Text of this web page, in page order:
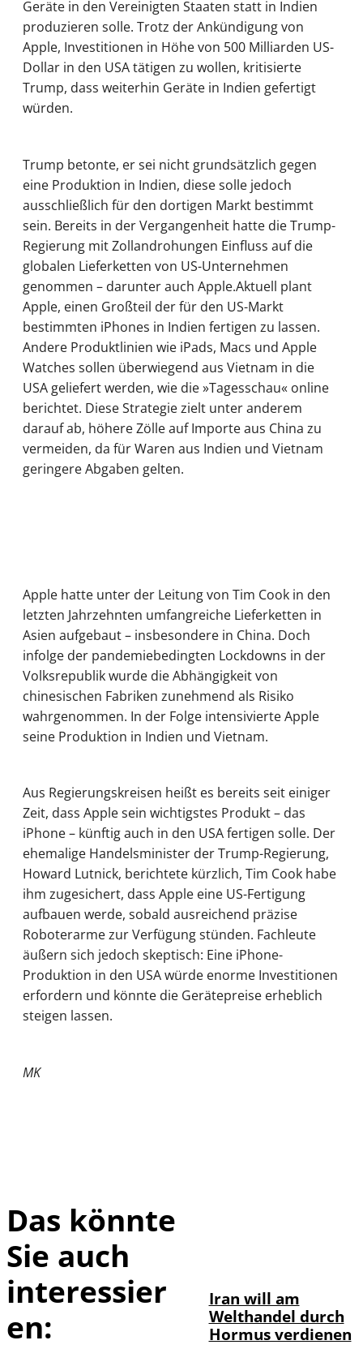
Geräte in den Vereinigten Staaten statt in Indien
produzieren solle. Trotz der Ankündigung von
Apple, Investitionen in Höhe von 500 Milliarden US-
Dollar in den USA tätigen zu wollen, kritisierte
Trump, dass weiterhin Geräte in Indien gefertigt
würden.
Trump betonte, er sei nicht grundsätzlich gegen
eine Produktion in Indien, diese solle jedoch
ausschließlich für den dortigen Markt bestimmt
sein. Bereits in der Vergangenheit hatte die Trump-
Regierung mit Zollandrohungen Einfluss auf die
globalen Lieferketten von US-Unternehmen
genommen – darunter auch Apple.Aktuell plant
Apple, einen Großteil der für den US-Markt
bestimmten iPhones in Indien fertigen zu lassen.
Andere Produktlinien wie iPads, Macs und Apple
Watches sollen überwiegend aus Vietnam in die
USA geliefert werden, wie die »Tagesschau« online
berichtet. Diese Strategie zielt unter anderem
darauf ab, höhere Zölle auf Importe aus China zu
vermeiden, da für Waren aus Indien und Vietnam
geringere Abgaben gelten.
Apple hatte unter der Leitung von Tim Cook in den
letzten Jahrzehnten umfangreiche Lieferketten in
Asien aufgebaut – insbesondere in China. Doch
infolge der pandemiebedingten Lockdowns in der
Volksrepublik wurde die Abhängigkeit von
chinesischen Fabriken zunehmend als Risiko
wahrgenommen. In der Folge intensivierte Apple
seine Produktion in Indien und Vietnam.
Aus Regierungskreisen heißt es bereits seit einiger
Zeit, dass Apple sein wichtigstes Produkt – das
iPhone – künftig auch in den USA fertigen solle. Der
ehemalige Handelsminister der Trump-Regierung,
Howard Lutnick, berichtete kürzlich, Tim Cook habe
ihm zugesichert, dass Apple eine US-Fertigung
aufbauen werde, sobald ausreichend präzise
Roboterarme zur Verfügung stünden. Fachleute
äußern sich jedoch skeptisch: Eine iPhone-
Produktion in den USA würde enorme Investitionen
erfordern und könnte die Gerätepreise erheblich
steigen lassen.
MK
Das könnte
Sie auch
interessier
en:
Iran will am
Welthandel durch
Hormus verdienen